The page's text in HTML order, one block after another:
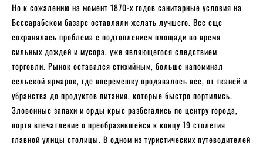
Но к сожалению на момент 1870-х годов санитарные условия на
Бессарабском базаре оставляли желать лучшего. Все еще
сохранялась проблема с подтоплением площади во время
сильных дождей и мусора, уже являющегося следствием
торговли. Рынок оставался стихийным, больше напоминал
сельской ярмарок, где вперемешку продавалось все, от тканей и
убранства до продуктов питания, которые быстро портились.
Зловонные запахи и орды крыс разбегались по центру города,
портя впечатление о преобразившейся к концу 19 столетия
главной улицы столицы. В одном из туристических путеводителей